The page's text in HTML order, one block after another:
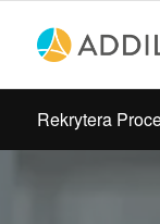
Rekrytera